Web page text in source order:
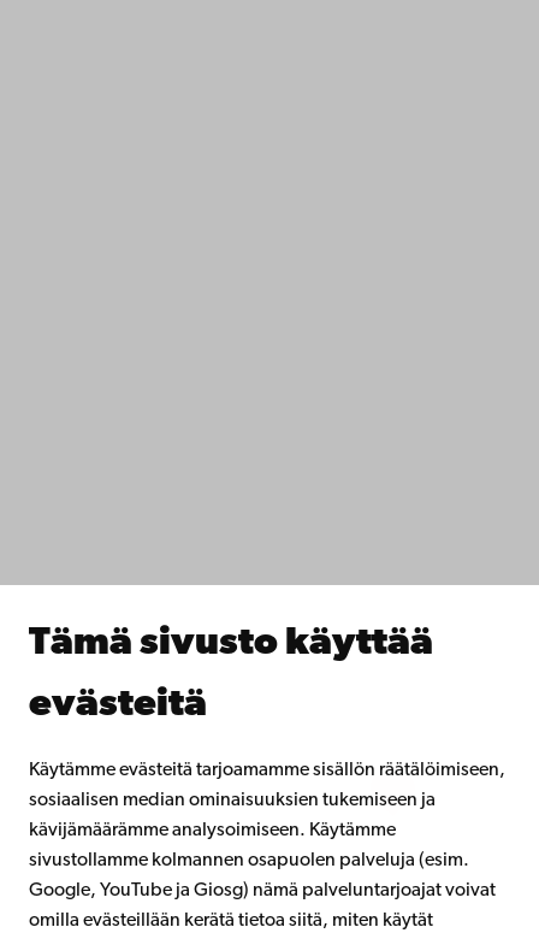
Tämä sivusto käyttää
evästeitä
Käytämme evästeitä tarjoamamme sisällön räätälöimiseen,
sosiaalisen median ominaisuuksien tukemiseen ja
kävijämäärämme analysoimiseen. Käytämme
sivustollamme kolmannen osapuolen palveluja (esim.
Google, YouTube ja Giosg) nämä palveluntarjoajat voivat
omilla evästeillään kerätä tietoa siitä, miten käytät
Åbo Akademin kirjasto
Lahjoita Åbo Akademille
Åbo Akademista
Facebook Instagram YouTube LinkedIn Blog Snapchat